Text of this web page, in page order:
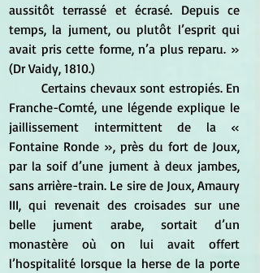
aussitôt terrassé et écrasé. Depuis ce
temps, la jument, ou plutôt l’esprit qui
avait pris cette forme, n’a plus reparu. »
(Dr Vaidy, 1810.)
	Certains chevaux sont estropiés. En
Franche-Comté, une légende explique le
jaillissement intermittent de la «
Fontaine Ronde », près du fort de Joux,
par la soif d’une jument à deux jambes,
sans arrière-train. Le sire de Joux, Amaury
III, qui revenait des croisades sur une
belle jument arabe, sortait d’un
monastère où on lui avait offert
l’hospitalité lorsque la herse de la porte